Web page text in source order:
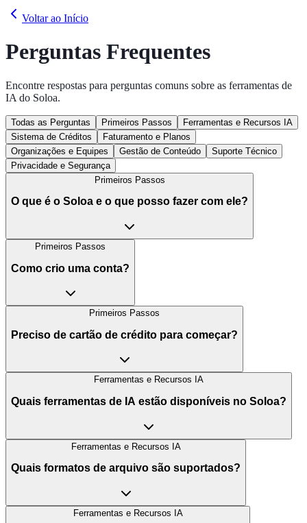
Voltar ao Início
Perguntas Frequentes
Encontre respostas para perguntas comuns sobre as ferramentas de
IA do Soloa.
Todas as Perguntas Primeiros Passos
Ferramentas e Recursos IA
Sistema de Créditos
Faturamento e Planos
Organizações e Equipes
Gestão de Conteúdo
Suporte Técnico
Privacidade e Segurança
Primeiros Passos
O que é o Soloa e o que posso fazer com ele?
Primeiros Passos
Como crio uma conta?
Primeiros Passos
Preciso de cartão de crédito para começar?
Ferramentas e Recursos IA
Quais ferramentas de IA estão disponíveis no Soloa?
Ferramentas e Recursos IA
Quais formatos de arquivo são suportados?
Ferramentas e Recursos IA